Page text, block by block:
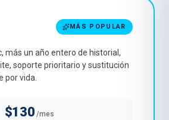
MÁS POPULAR
más un año entero de historial,
soporte prioritario y sustitución
por vida.
$130 /mes